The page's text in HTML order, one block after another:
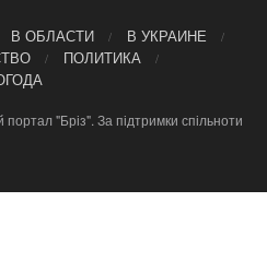
В ОБЛАСТИ
В УКРАИНЕ
ПОЛИТИКА
"Бріз". За підтримки спільноти